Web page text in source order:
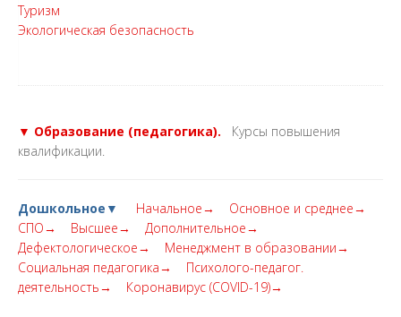
Туризм
Экологическая безопасность
▼ Образование (педагогика).
Курсы повышения
квалификации.
Дошкольное▼ Начальное→
Основное и среднее→
СПО→
Высшее→
Дополнительное→
Дефектологическое→
Менеджмент в образовании→
Социальная педагогика→
Психолого-педагог.
деятельность→
Коронавирус (COVID-19)→